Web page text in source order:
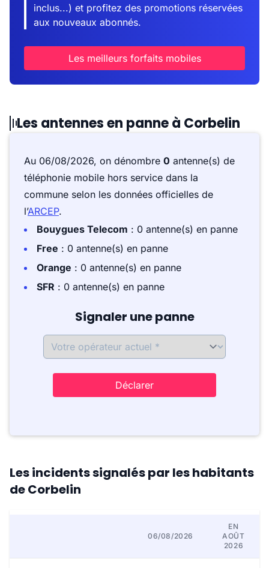
inclus...) et profitez des promotions réservées
aux nouveaux abonnés.
Les meilleurs forfaits mobiles
Les antennes en panne à Corbelin
Au 06/08/2026, on dénombre 0 antenne(s) de
téléphonie mobile hors service dans la
commune selon les données officielles de
l’ARCEP.
Bouygues Telecom : 0 antenne(s) en panne
Free : 0 antenne(s) en panne
Orange : 0 antenne(s) en panne
SFR : 0 antenne(s) en panne
Signaler une panne
Déclarer
Les incidents signalés par les habitants
de Corbelin
06/08/2026
EN
AOÛT
2026